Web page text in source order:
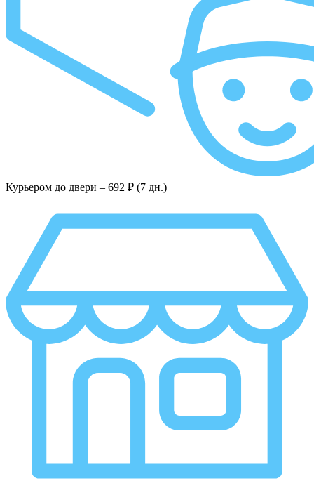
Курьером до двери – 692 ₽ (7 дн.)